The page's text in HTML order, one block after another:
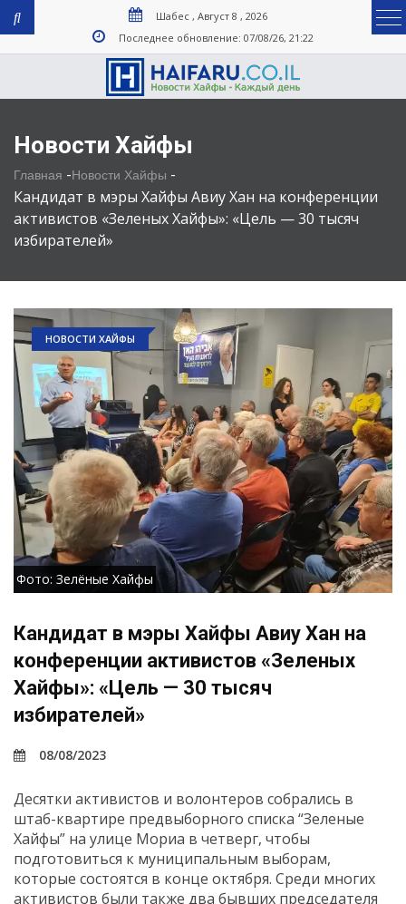
Шабес , Август 8 , 2026
Последнее обновление: 07/08/26, 21:22
Новости Хайфы
Главная -Новости Хайфы -
Кандидат в мэры Хайфы Авиу Хан на конференции
активистов «Зеленых Хайфы»: «Цель — 30 тысяч
избирателей»
НОВОСТИ ХАЙФЫ
Фото: Зелёные Хайфы
Кандидат в мэры Хайфы Авиу Хан на
конференции активистов «Зеленых
Хайфы»: «Цель — 30 тысяч
избирателей»
08/08/2023
Десятки активистов и волонтеров собрались в
штаб-квартире предвыборного списка “Зеленые
Хайфы” на улице Мориа в четверг, чтобы
подготовиться к муниципальным выборам,
которые состоятся в конце октября. Среди многих
активистов были также два бывших председателя